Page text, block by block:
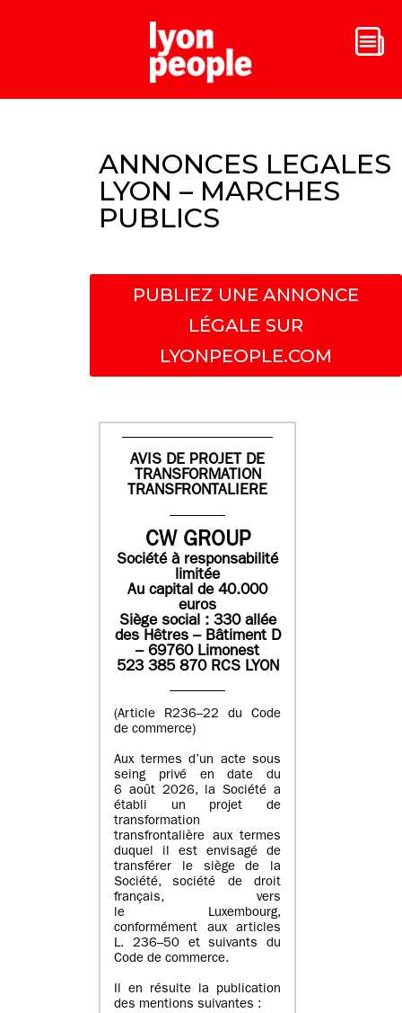
ANNONCES LEGALES
LYON – MARCHES
PUBLICS
PUBLIEZ UNE ANNONCE
LÉGALE SUR
LYONPEOPLE.COM
AVIS DE PROJET DE
TRANSFORMATION
TRANSFRONTALIERE
CW GROUP
Société à responsabilité
limitée
Au capital de 40.000
euros
Siège social : 330 allée
des Hêtres – Bâtiment D
– 69760 Limonest
523 385 870 RCS LYON
(Article R236–22 du Code
de commerce)
Aux termes d’un acte sous
seing privé en date du
6 août 2026, la Société a
établi un projet de
transformation
transfrontalière aux termes
duquel il est envisagé de
transférer le siège de la
Société, société de droit
français, vers
le Luxembourg,
conformément aux articles
L. 236–50 et suivants du
Code de commerce.
Il en résulte la publication
des mentions suivantes :